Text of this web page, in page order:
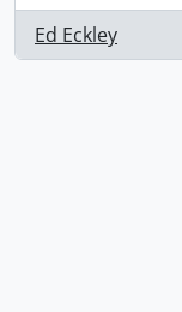
Ed Eckley
, 1 resultados